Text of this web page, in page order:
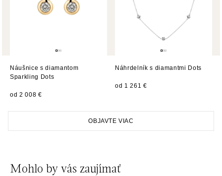
dnes otvorené do 21:00
ALOve Westfield Černý most, Praha 9
Chlumecká 765/6, 198 19 Praha 9
dnes otvorené do 21:00
ALOve Westfield, Praha 4 - Chodov
tel.: +420730524389
dnes otvorené do 21:00
OBJAVTE VIAC
Náušnice s diamantom
Sparkling Dots
od 2 008 €
Náhrdelník s diamantmi Dots
od 1 261 €
Mohlo by vás zaujímať